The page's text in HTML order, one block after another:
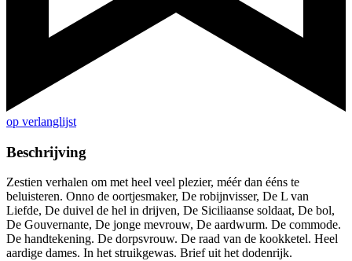
op verlanglijst
Beschrijving
Zestien verhalen om met heel veel plezier, méér dan ééns te
beluisteren. Onno de oortjesmaker, De robijnvisser, De L van
Liefde, De duivel de hel in drijven, De Siciliaanse soldaat, De bol,
De Gouvernante, De jonge mevrouw, De aardwurm. De commode.
De handtekening. De dorpsvrouw. De raad van de kookketel. Heel
aardige dames. In het struikgewas. Brief uit het dodenrijk.